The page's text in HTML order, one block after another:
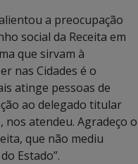
a preocupação
social da Receita em
que sirvam à
nas Cidades é o
atinge pessoas de
ao delegado titular
nos atendeu. Agradeço o
que não mediu
Estado”.